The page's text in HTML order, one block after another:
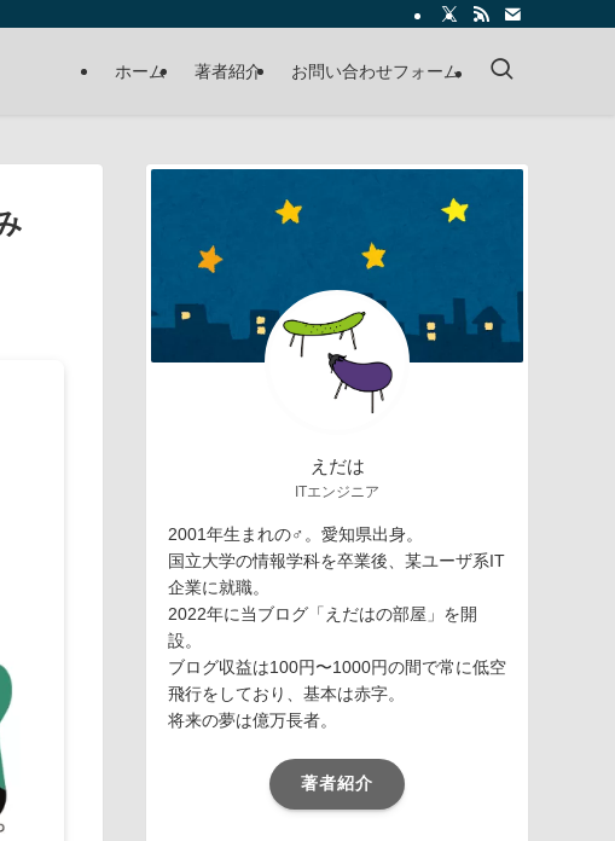
ホーム 著者紹介 お問い合わせフォーム
えだは
ITエンジニア
2001年生まれの♂。愛知県出身。
国立大学の情報学科を卒業後、某ユーザ系IT
企業に就職。
2022年に当ブログ「えだはの部屋」を開
設。
ブログ収益は100円〜1000円の間で常に低空
飛行をしており、基本は赤字。
将来の夢は億万長者。
著者紹介